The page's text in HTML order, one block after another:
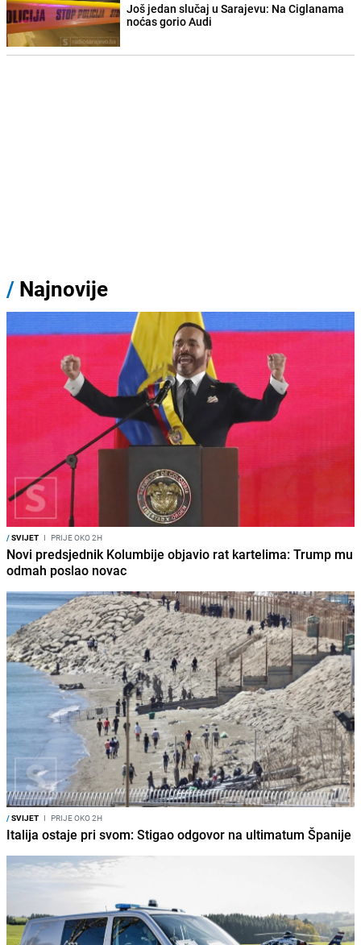
Još jedan slučaj u Sarajevu: Na Ciglanama
noćas gorio Audi
/ Najnovije
/SVIJET I PRIJE OKO 2H
Novi predsjednik Kolumbije objavio rat kartelima: Trump mu
odmah poslao novac
/SVIJET I PRIJE OKO 2H
Italija ostaje pri svom: Stigao odgovor na ultimatum Španije